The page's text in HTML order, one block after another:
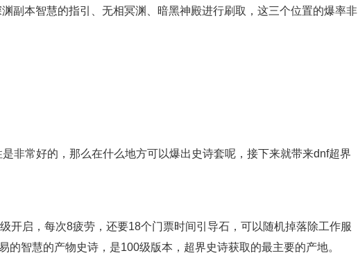
副本智慧的指引、无相冥渊、暗黑神殿进行刷取，这三个位置的爆率非
非常好的，那么在什么地方可以爆出史诗套呢，接下来就带来dnf超界
开启，每次8疲劳，还要18个门票时间引导石，可以随机掉落除工作服
的智慧的产物史诗，是100级版本，超界史诗获取的最主要的产地。